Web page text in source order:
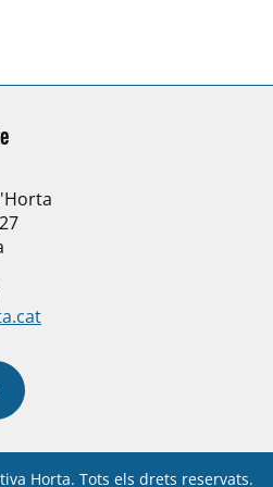
Horta. Tots els drets reservats.